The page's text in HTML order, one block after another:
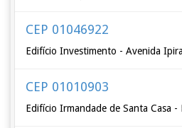
CEP 01046922
Edifício Investimento - Avenida
CEP 01010903
Edifício Irmandade de Santa Casa